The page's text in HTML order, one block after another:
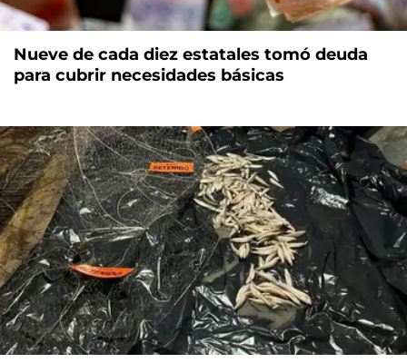
Nueve de cada diez estatales tomó deuda
para cubrir necesidades básicas